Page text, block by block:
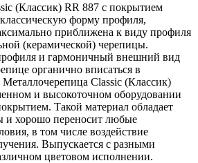
(Классик) RR 887 с покрытием
форму профиля,
приближена к виду профиля
(керамической) черепицы.
и гармоничный внешний вид
органично вписаться в
Classic (Классик)
и высокоточном оборудовании
Такой материал обладает
и хорошо переносит любые
в том числе воздействие
Выпускается с разными
цветовом исполнении.